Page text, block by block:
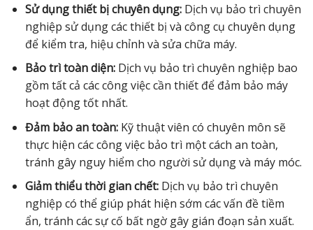
Sử dụng thiết bị chuyên dụng:Dịch vụ bảo trì chuyên
nghiệp sử dụng các thiết bị và công cụ chuyên dụng
để kiểm tra, hiệu chỉnh và sửa chữa máy.
Bảo trì toàn diện:Dịch vụ bảo trì chuyên nghiệp bao
gồm tất cả các công việc cần thiết để đảm bảo máy
hoạt động tốt nhất.
Đảm bảo an toàn:Kỹ thuật viên có chuyên môn sẽ
thực hiện các công việc bảo trì một cách an toàn,
tránh gây nguy hiểm cho người sử dụng và máy móc.
Giảm thiểu thời gian chết:Dịch vụ bảo trì chuyên
nghiệp có thể giúp phát hiện sớm các vấn đề tiềm
ẩn, tránh các sự cố bất ngờ gây gián đoạn sản xuất.